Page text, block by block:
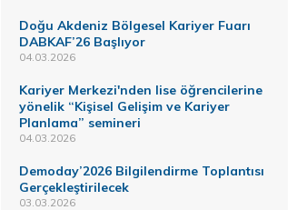
Doğu Akdeniz Bölgesel Kariyer Fuarı
DABKAF’26 Başlıyor
04.03.2026
Kariyer Merkezi'nden lise öğrencilerine
yönelik “Kişisel Gelişim ve Kariyer
Planlama” semineri
04.03.2026
Demoday’2026 Bilgilendirme Toplantısı
Gerçekleştirilecek
03.03.2026